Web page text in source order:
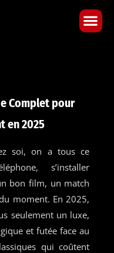
Complet pour
en 2025
soi, on a tous ce
s’installer
bon film, un match
moment. En 2025,
seulement un luxe,
et futée face au
qui coûtent